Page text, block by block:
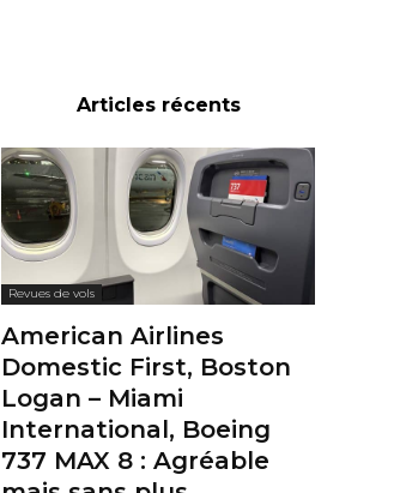
Articles récents
Revues de vols
American Airlines
Domestic First, Boston
Logan – Miami
International, Boeing
737 MAX 8 : Agréable